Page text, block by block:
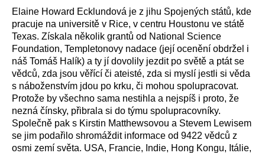
Elaine Howard Ecklundová je z jihu Spojených států, kde
pracuje na universitě v Rice, v centru Houstonu ve státě
Texas. Získala několik grantů od National Science
Foundation, Templetonovy nadace (její ocenění obdržel i
náš Tomáš Halík) a ty jí dovolily jezdit po světě a ptát se
vědců, zda jsou věřící či ateisté, zda si myslí jestli si věda
s náboženstvím jdou po krku, či mohou spolupracovat.
Protože by všechno sama nestihla a nejspíš i proto, že
nezná čínsky, přibrala si do týmu spolupracovníky.
Společně pak s Kirstin Matthewsovou a Stevem Lewisem
se jim podařilo shromáždit informace od 9422 vědců z
osmi zemí světa. USA, Francie, Indie, Hong Kongu, Itálie,